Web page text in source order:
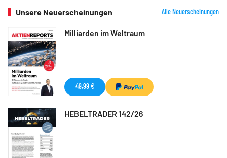
Unsere Neuerscheinungen Alle Neuerscheinungen
Milliarden im Weltraum
49,99 €
HEBELTRADER 142/26